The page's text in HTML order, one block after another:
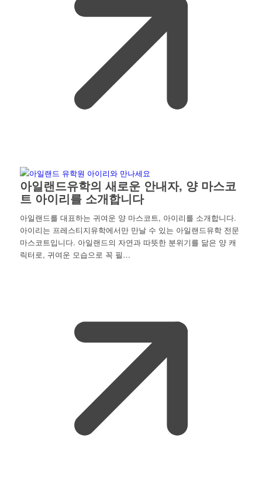
아일랜드유학의 새로운 안내자, 양 마스코
트 아이리를 소개합니다
아일랜드를 대표하는 귀여운 양 마스코트, 아이리를 소개합니다.
아이리는 프레스티지유학에서만 만날 수 있는 아일랜드유학 전문
마스코트입니다. 아일랜드의 자연과 따뜻한 분위기를 닮은 양 캐
릭터로, 귀여운 모습으로 꼭 필…